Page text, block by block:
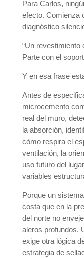
Para Carlos,
efecto. Comienza
diagnóstico
“Un revestimiento
Parte con el
Y en esa frase
Antes de
microcemento
real del muro,
la absorción,
cómo respira el
ventilación, la
uso futuro del
variables
Porque un
costa que en la
del norte no
aleros profundos.
exige otra lógica
estrategia de